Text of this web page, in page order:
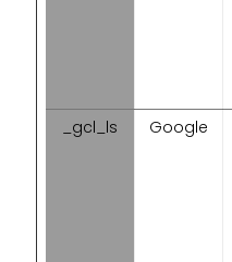
_gcl_ls Google